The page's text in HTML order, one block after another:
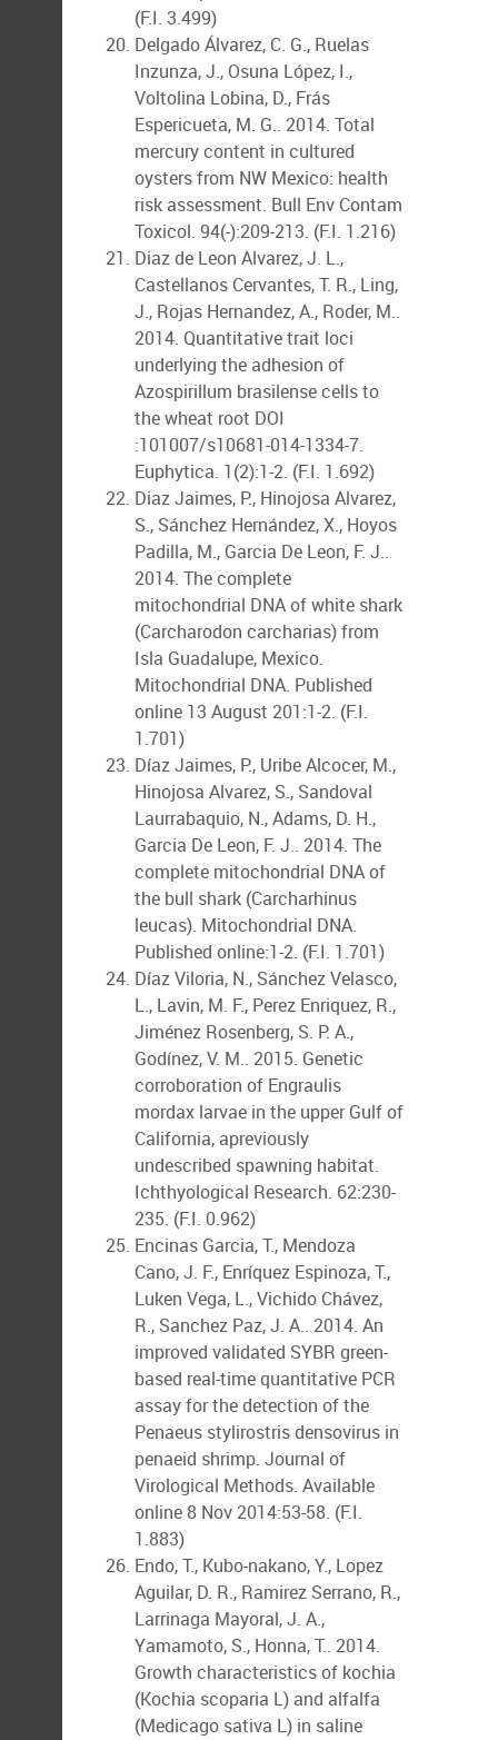
(F.I. 3.499)
Delgado Álvarez, C. G., Ruelas
Inzunza, J., Osuna López, I.,
Voltolina Lobina, D., Frás
Espericueta, M. G.. 2014. Total
mercury content in cultured
oysters from NW Mexico: health
risk assessment. Bull Env Contam
Toxicol. 94(-):209-213. (F.I. 1.216)
Diaz de Leon Alvarez, J. L.,
Castellanos Cervantes, T. R., Ling,
J., Rojas Hernandez, A., Roder, M..
2014. Quantitative trait loci
underlying the adhesion of
Azospirillum brasilense cells to
the wheat root DOI
:101007/s10681-014-1334-7.
Euphytica. 1(2):1-2. (F.I. 1.692)
Diaz Jaimes, P., Hinojosa Alvarez,
S., Sánchez Hernández, X., Hoyos
Padilla, M., Garcia De Leon, F. J..
2014. The complete
mitochondrial DNA of white shark
(Carcharodon carcharias) from
Isla Guadalupe, Mexico.
Mitochondrial DNA. Published
online 13 August 201:1-2. (F.I.
1.701)
Díaz Jaimes, P., Uribe Alcocer, M.,
Hinojosa Alvarez, S., Sandoval
Laurrabaquio, N., Adams, D. H.,
Garcia De Leon, F. J.. 2014. The
complete mitochondrial DNA of
the bull shark (Carcharhinus
leucas). Mitochondrial DNA.
Published online:1-2. (F.I. 1.701)
Díaz Viloria, N., Sánchez Velasco,
L., Lavin, M. F., Perez Enriquez, R.,
Jiménez Rosenberg, S. P. A.,
Godínez, V. M.. 2015. Genetic
corroboration of Engraulis
mordax larvae in the upper Gulf of
California, apreviously
undescribed spawning habitat.
Ichthyological Research. 62:230-
235. (F.I. 0.962)
Encinas Garcia, T., Mendoza
Cano, J. F., Enríquez Espinoza, T.,
Luken Vega, L., Vichido Chávez,
R., Sanchez Paz, J. A.. 2014. An
improved validated SYBR green-
based real-time quantitative PCR
assay for the detection of the
Penaeus stylirostris densovirus in
penaeid shrimp. Journal of
Virological Methods. Available
online 8 Nov 2014:53-58. (F.I.
1.883)
Endo, T., Kubo-nakano, Y., Lopez
Aguilar, D. R., Ramirez Serrano, R.,
Larrinaga Mayoral, J. A.,
Yamamoto, S., Honna, T.. 2014.
Growth characteristics of kochia
(Kochia scoparia L) and alfalfa
(Medicago sativa L) in saline